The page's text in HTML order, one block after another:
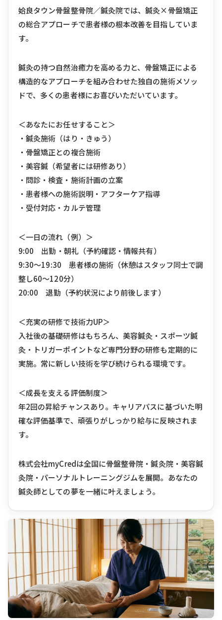
姶良タウン骨盤整骨院／鍼灸院では、鍼灸×骨盤矯正
の総合アプローチで患者様の根本改善を目指していま
す。
鍼灸の持つ自然治癒力を高める力と、骨盤矯正による
構造的なアプローチを組み合わせた独自の施術メソッ
ドで、多くの患者様にお喜びいただいています。
＜あなたにお任せすること＞
・鍼灸施術（はり・きゅう）
・骨盤矯正との複合施術
・美容鍼（希望者には研修あり）
・問診・検査・施術計画の立案
・患者様への施術説明・アフターケア指導
・受付対応・カルテ管理
＜一日の流れ（例）＞
9:00 出勤・朝礼（予約確認・情報共有）
9:30〜19:30 患者様の施術（休憩はスタッフ同士で調
整し60〜120分）
20:00 退勤（予約状況により前後します）
＜充実の研修で技術力UP＞
入社後の基礎研修はもちろん、美容鍼灸・スポーツ鍼
灸・トリガーポイントなど専門分野の研修も定期的に
実施。常に新しい技術を学び続けられる環境です。
＜成長を支える評価制度＞
年2回の昇給チャンスあり。キャリアパスに基づいた明
確な評価基準で、頑張りがしっかり給与に反映されま
す。
株式会社myCredは全国に骨盤整骨院・鍼灸院・美容鍼
灸院・パーソナルトレーニングジムを展開。あなたの
鍼灸師としての夢を一緒に叶えましょう。